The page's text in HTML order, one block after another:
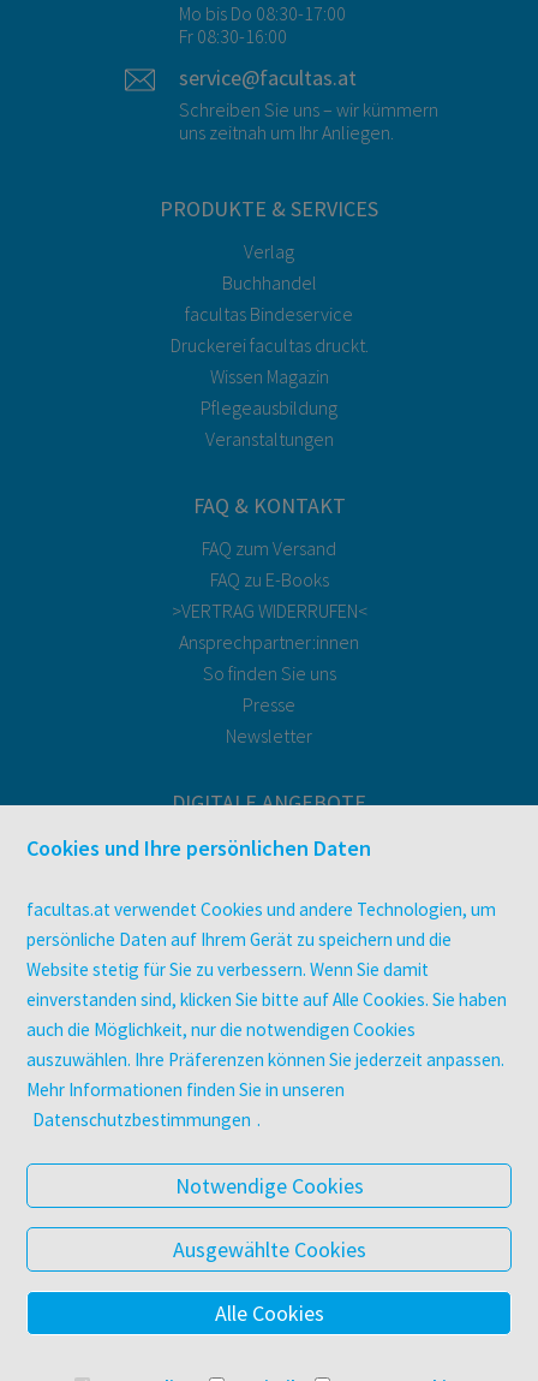
Mo bis Do 08:30-17:00
Fr 08:30-16:00
service@facultas.at
Schreiben Sie uns – wir kümmern
uns zeitnah um Ihr Anliegen.
PRODUKTE & SERVICES
Verlag
Buchhandel
facultas Bindeservice
Druckerei facultas druckt.
Wissen Magazin
Pflegeausbildung
Veranstaltungen
FAQ & KONTAKT
FAQ zum Versand
FAQ zu E-Books
>VERTRAG WIDERRUFEN<
Ansprechpartner:innen
So finden Sie uns
Presse
Newsletter
DIGITALE ANGEBOTE
Überblick
utb elibrary
E-Books
facultas Club
UNTERNEHMEN
Über facultas
Arbeiten bei facultas
Datenschutz & Cookies
AGB
Barrierefreiheit
© 2025 Facultas Verlags- und Buchhandels AG
Cookies und Ihre persönlichen Daten
facultas.at verwendet Cookies und andere Technologien, um
persönliche Daten auf Ihrem Gerät zu speichern und die
Website stetig für Sie zu verbessern. Wenn Sie damit
einverstanden sind, klicken Sie bitte auf Alle Cookies. Sie haben
auch die Möglichkeit, nur die notwendigen Cookies
auszuwählen. Ihre Präferenzen können Sie jederzeit anpassen.
Mehr Informationen finden Sie in unseren
Datenschutzbestimmungen .
Notwendige Cookies
Ausgewählte Cookies
Alle Cookies